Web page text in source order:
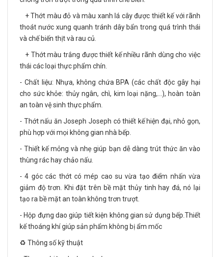
+ Thớt màu đỏ và màu xanh lá cây được thiết kế với rãnh
thoát nước xung quanh tránh dây bẩn trong quá trình thái
và chế biến thịt và rau củ.
+ Thớt màu trắng được thiết kế nhiều rãnh dùng cho việc
thái các loại thực phẩm chín.
- Chất liệu: Nhựa, không chứa BPA (các chất độc gây hại
cho sức khỏe: thủy ngân, chì, kim loại nặng,...), hoàn toàn
an toàn vệ sinh thực phẩm.
- Thớt nấu ăn Joseph Joseph có thiết kế hiện đại, nhỏ gọn,
phù hợp với mọi không gian nhà bếp.
- Thiết kế mỏng và nhẹ giúp bạn dễ dàng trút thức ăn vào
thùng rác hay chảo nấu.
- 4 góc các thớt có mép cao su vừa tạo điểm nhấn vừa
giảm độ trơn. Khi đặt trên bề mặt thủy tinh hay đá, nó lại
tạo ra bề mặt an toàn không trơn trượt.
- Hộp đựng dao giúp tiết kiện không gian sử dụng bếp.Thiết
kế thoáng khí giúp sản phẩm không bị ẩm mốc
♻️ Thông số kỹ thuật